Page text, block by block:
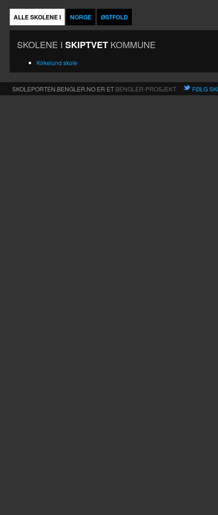
ALLE SKOLENE I NORGE ØSTFOLD
SKOLENE I SKIPTVET KOMMUNE
Kirkelund skole
SKOLEPORTEN.BENGLER.NO ER ET BENGLER-PROSJEKT FØLG